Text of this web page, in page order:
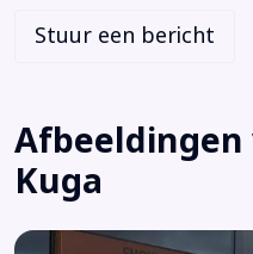
Buitenspiegels elektr. met
Cruise control
Cruise control adaptief
Stuur een bericht
Afbeeldingen
Kuga